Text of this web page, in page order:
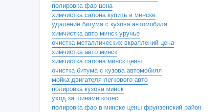
полировка фар цена
химчистка салона купить в минске
удаление битума с кузова автомобиля
химчистка авто минск уручье
очистка металлических вкраплений цена
химчистка авто минск
химчистка салона минск цены
очистка битума с кузова автомобиля
мойка двигателя легкового авто
полировка кузова минск
уход за шинами колес
полировка фар в минске цены фрунзенский район